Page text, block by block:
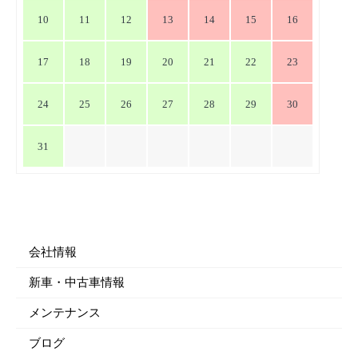
10 11 12 13 14 15 16
17 18 19 20 21 22 23
24 25 26 27 28 29 30
31
会社情報
新車・中古車情報
メンテナンス
ブログ